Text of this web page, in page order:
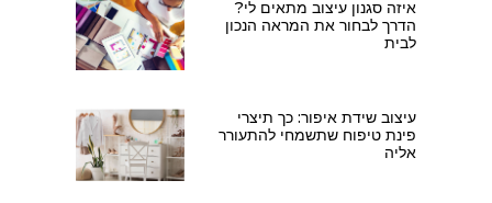
איזה סגנון עיצוב מתאים לי?
הדרך לבחור את המראה הנכון
לבית
עיצוב שידת איפור: כך תיצרי
פינת טיפוח שתשמחי להתעורר
אליה